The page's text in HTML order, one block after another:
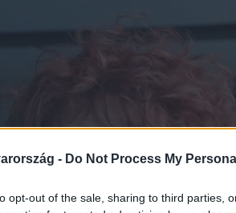
- Do Not Process My
opt-out of the sale, sharing to third parties,